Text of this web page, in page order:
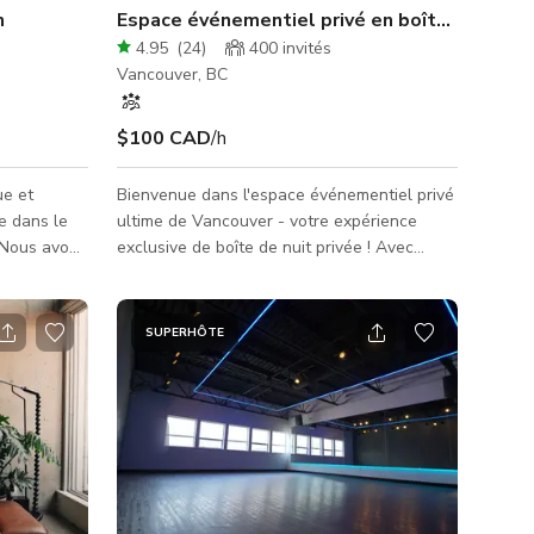
et
dans le
avons
Nous
presque
vintage
2 tables
Espace événementiel privé en boîte de nuit
4.95 (24) 400 invités
Vancouver, BC
$100 CAD/h
Bienvenue dans l'espace événementiel privé
ultime de Vancouver - votre expérience
exclusive de boîte de nuit privée ! Avec
des tarifs compétitifs et inférieurs au
marché, nous redéfinissons ce que signifie
organiser un événement inoubliable. Avec
plus de 50 ans d'expertise combinée dans
l'organisation d'événements, nous avons
passé les 6 dernières années à créer des
expériences extraordinaires pour plus de 50
000 invités lor
SUPERHÔTE